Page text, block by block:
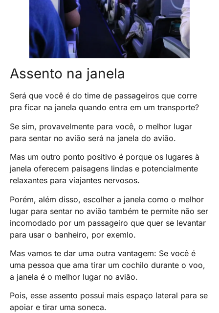
Assento na janela
Será que você é do time de passageiros que corre
pra ficar na janela quando entra em um transporte?
Se sim, provavelmente para você, o melhor lugar
para sentar no avião será na janela do avião.
Mas um outro ponto positivo é porque os lugares à
janela oferecem paisagens lindas e potencialmente
relaxantes para viajantes nervosos.
Porém, além disso, escolher a janela como o melhor
lugar para sentar no avião também te permite não ser
incomodado por um passageiro que quer se levantar
para usar o banheiro, por exemlo.
Mas vamos te dar uma outra vantagem: Se você é
uma pessoa que ama tirar um cochilo durante o voo,
a janela é o melhor lugar no avião.
Pois, esse assento possui mais espaço lateral para se
apoiar e tirar uma soneca.